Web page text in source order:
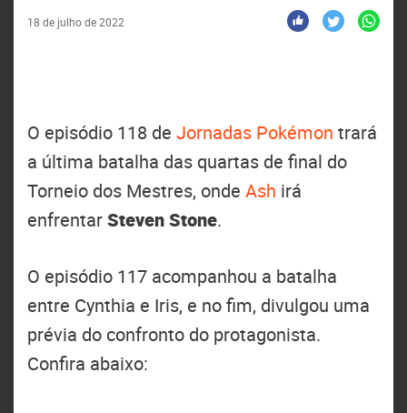
18 de julho de 2022
O episódio 118 de Jornadas Pokémon trará
a última batalha das quartas de final do
Torneio dos Mestres, onde Ash irá
enfrentarSteven Stone.
O episódio 117 acompanhou a batalha
entre Cynthia e Iris, e no fim, divulgou uma
prévia do confronto do protagonista.
Confira abaixo: